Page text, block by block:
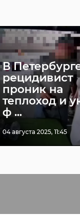
В
рецидивист
проник на
теплоход и
ф ...
04 августа 2025, 11:45